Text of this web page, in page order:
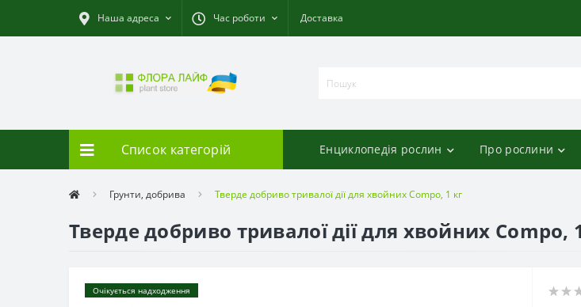
Наша адреса Час роботи Доставка
Список категорій Енциклопедія рослин Про рослини
Грунти, добрива Тверде добриво тривалої дії для хвойних Compo, 1 кг
Тверде добриво тривалої дії для хвойних Compo,
Очікується надходження